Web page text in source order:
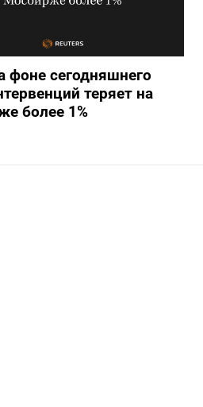
фоне сегодняшнего
теряет на
более 1%